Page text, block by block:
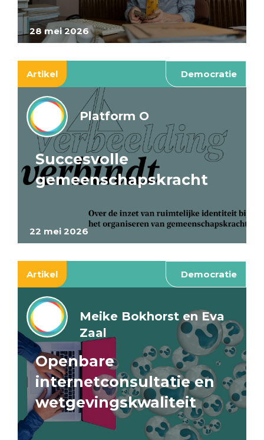
28 mei 2026
Artikel Democratie
22 mei 2026
Platform O
Succesvolle
gemeenschapskracht
Artikel Democratie
Meike Bokhorst en Eva
Zaal
Openbare
internetconsultatie en
wetgevingskwaliteit